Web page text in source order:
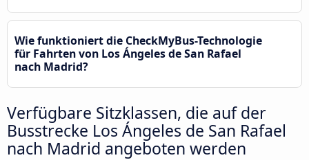
Wie funktioniert die CheckMyBus-Technologie
für Fahrten von Los Ángeles de San Rafael
nach Madrid?
Verfügbare Sitzklassen, die auf der
Busstrecke Los Ángeles de San Rafael
nach Madrid angeboten werden